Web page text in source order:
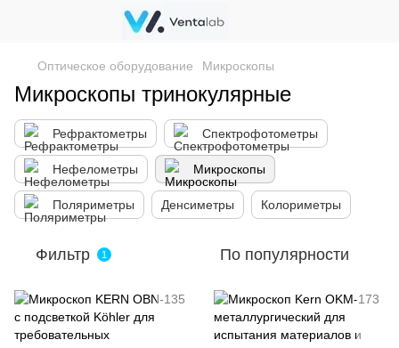
Оптическое оборудование Микроскопы
Микроскопы тринокулярные
Рефрактометры Спектрофотометры
Нефелометры Микроскопы
Поляриметры Денсиметры Колориметры
Фильтр 1 По популярности